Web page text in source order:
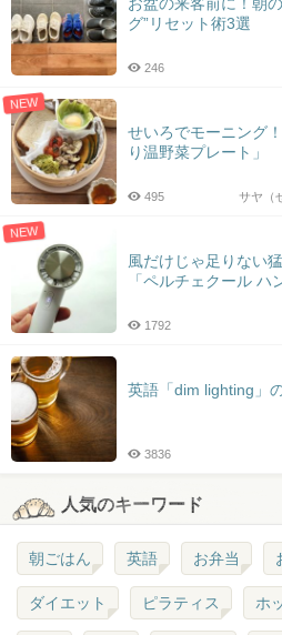
グ”リセット術3選
246
NEW
せいろでモーニング
り温野菜プレート」
サヤ（
495
NEW
風だけじゃ足りない
「ペルチェクール ハ
1792
英語「dim lighting」
3836
人気のキーワード
朝ごはん 英語 お弁当
ダイエット ピラティス ホ